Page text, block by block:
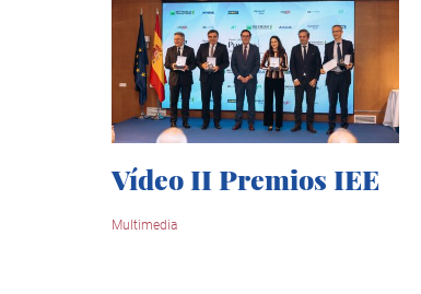
Vídeo II Premios IEE
Multimedia